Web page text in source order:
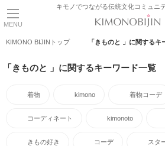
MENU
キモノでつながる伝統文化コミュニ
KIMONO BIJINトップ 「きものと 」に関するキ
「きものと 」に関するキーワード一覧
着物 kimono 着物コーデ
コーディネート kimonoto
きもの好き コーデ スタ